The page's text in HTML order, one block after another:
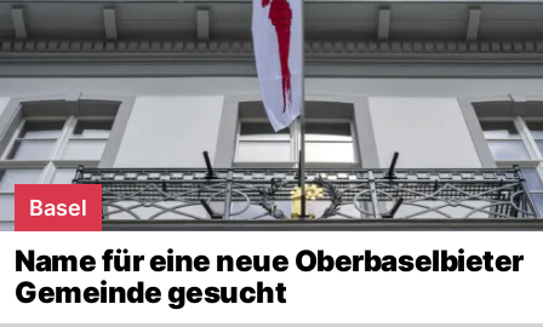
Basel
Name für eine neue Oberbaselbieter
Gemeinde gesucht